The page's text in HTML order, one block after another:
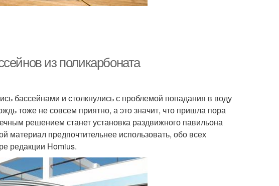
из поликарбоната
бассейнами и столкнулись с проблемой попадания в воду
тоже не совсем приятно, а это значит, что пришла пора
решением станет установка раздвижного павильона
материал предпочтительнее использовать, обо всех
редакции Homius.